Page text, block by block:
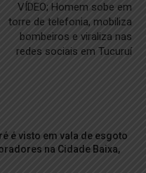
VÍDEO; Homem sobe em
torre de telefonia, mobiliza
bombeiros e viraliza nas
redes sociais em Tucuruí
é visto em vala de esgoto
na Cidade Baixa,